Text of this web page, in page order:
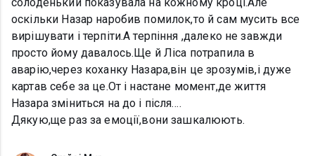
оскільки Назар наробив помилок,то й сам мусить все
вирішувати і терпіти.А терпіння ,далеко не завжди
просто йому давалось.Ще й Ліса потрапила в
аварію,через коханку Назара,він це зрозумів,і дуже
картав себе за це.От і настане момент,де життя
Назара зміниться на до і після….
Дякую,ще раз за емоції,вони зашкалюють.